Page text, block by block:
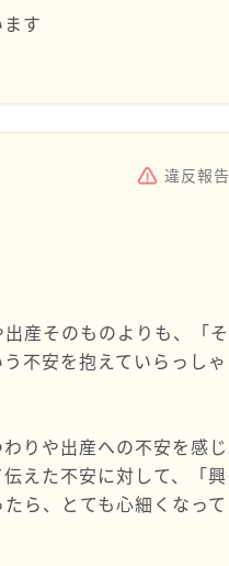
す
違反報告
産そのものよりも、「そ
不安を抱えていらっしゃ
りや出産への不安を感じ
えた不安に対して、「興
ら、とても心細くなって